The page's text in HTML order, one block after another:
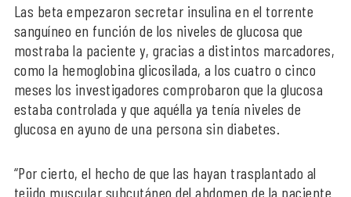
Las beta empezaron secretar insulina en el torrente
sanguíneo en función de los niveles de glucosa que
mostraba la paciente y, gracias a distintos marcadores,
como la hemoglobina glicosilada, a los cuatro o cinco
meses los investigadores comprobaron que la glucosa
estaba controlada y que aquélla ya tenía niveles de
glucosa en ayuno de una persona sin diabetes.
“Por cierto, el hecho de que las hayan trasplantado al
tejido muscular subcutáneo del abdomen de la paciente